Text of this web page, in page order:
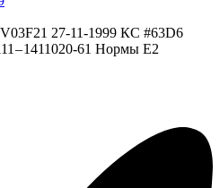
27-11-1999 КС #63D6
– 1411020-61 Нормы Е2